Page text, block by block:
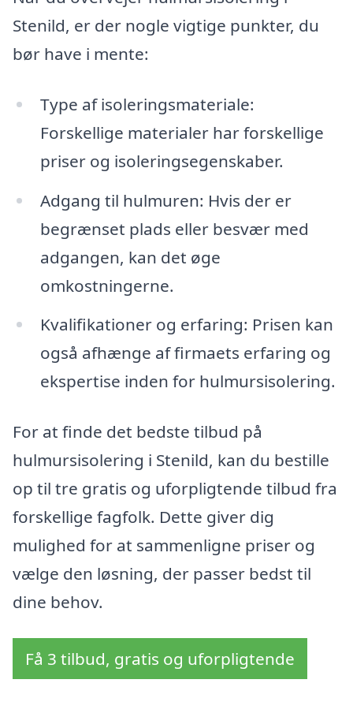
Stenild, er der nogle vigtige punkter, du
bør have i mente:
Type af isoleringsmateriale:
Forskellige materialer har forskellige
priser og isoleringsegenskaber.
Adgang til hulmuren: Hvis der er
begrænset plads eller besvær med
adgangen, kan det øge
omkostningerne.
Kvalifikationer og erfaring: Prisen kan
også afhænge af firmaets erfaring og
ekspertise inden for hulmursisolering.
For at finde det bedste tilbud på
hulmursisolering i Stenild, kan du bestille
op til tre gratis og uforpligtende tilbud fra
forskellige fagfolk. Dette giver dig
mulighed for at sammenligne priser og
vælge den løsning, der passer bedst til
dine behov.
Få 3 tilbud, gratis og uforpligtende